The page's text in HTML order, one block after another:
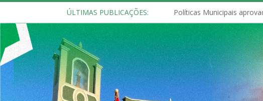
ÚLTIMAS PUBLICAÇÕES: